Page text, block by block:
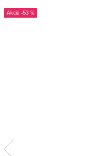
-53 %